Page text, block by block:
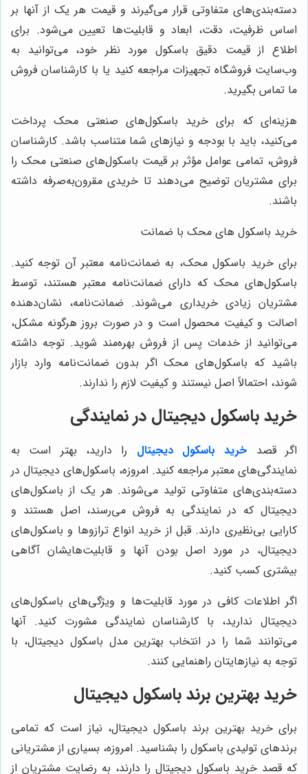
متفاوتی قرار می‌گیرند و قیمت هر یک از آنها بر
ظرفیت، دقت، ابعاد و قابلیت‌ها تعیین می‌شود. برای
از قیمت دقیق باسکول مورد نظر خود، می‌توانید به
فروشگاه تجهیزات مراجعه کنید یا با کارشناسان فروش
تماس بگیرید.
که برای خرید باسکول‌های صنعتی محک پرداخت
باید با بودجه و نیازهای شما متناسب باشد. کارشناسان
تمامی عوامل مؤثر بر قیمت باسکول‌های صنعتی محک را
مشتریان توضیح می‌دهند تا خریدی مقرون‌به‌صرفه داشته
باسکول های محک با ضمانت
خرید باسکول محک، به ضمانت‌نامه معتبر آن توجه کنید.
محک که دارای ضمانت‌نامه معتبر هستند، توسط
زیادی خریداری می‌شوند. ضمانت‌نامه، نشان‌دهنده
و کیفیت محصول است و در صورت بروز هرگونه مشکل،
از خدمات پس از فروش بهره‌مند شوید. توجه داشته
که باسکول‌های محک اگر بدون ضمانت‌نامه وارد بازار
احتمالاً اصل نیستند و کیفیت لازم را ندارند.
باسکول دیجیتال در نمایندگی
قصدخرید باسکول دیجیتالرا دارید، بهتر است به
معتبر مراجعه کنید. امروزه، باسکول‌های دیجیتال در
متفاوتی تولید می‌شوند. هر یک از باسکول‌های
که در نمایندگی به فروش می‌رسند، اصل هستند و
بی‌نظیری دارند. قبل از خرید انواع ترازوها و باسکول‌های
در مورد اصل بودن آنها و قابلیت‌هایشان آگاهی
کسب کنید.
اطلاعات کافی در مورد قابلیت‌ها و ویژگی‌های باسکول‌های
ندارید، با کارشناسان نمایندگی مشورت کنید. آنها
شما را در انتخاب بهترین مدل باسکول دیجیتال، با
به نیازهایتان راهنمایی کنند.
بهترین برند باسکول دیجیتال
خرید بهترین برند باسکول دیجیتال، نیاز است که تمامی
تولیدی باسکول را بشناسید. امروزه، بسیاری از مشتریانی
قصد خرید باسکول دیجیتال را دارند، به رضایت مشتریان از